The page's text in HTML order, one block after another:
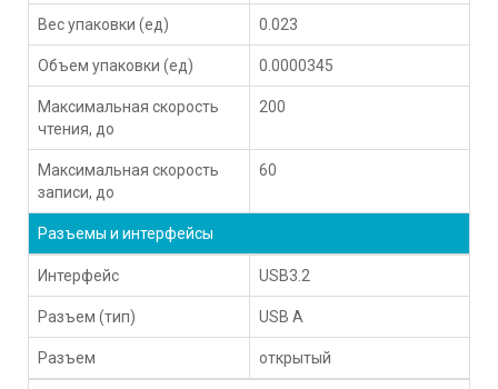
Вес упаковки (ед) 0.023
Объем упаковки (ед) 0.0000345
Максимальная скорость
чтения, до
200
Максимальная скорость
записи, до
60
Разъемы и интерфейсы
Интерфейс USB3.2
Разъем (тип) USB А
Разъем открытый